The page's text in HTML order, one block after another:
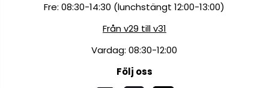
Fre: 08:30-14:30 (lunchstängt 12:00-13:00)
Från v29 till v31
Vardag: 08:30-12:00
Följ oss